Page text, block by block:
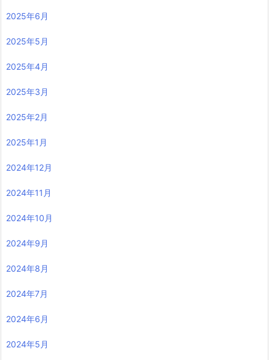
2025年6月
2025年5月
2025年4月
2025年3月
2025年2月
2025年1月
2024年12月
2024年11月
2024年10月
2024年9月
2024年8月
2024年7月
2024年6月
2024年5月